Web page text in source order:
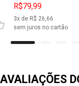
R$79,99
3x de R$ 26,66
sem juros no cartão
AVALIAÇÕES